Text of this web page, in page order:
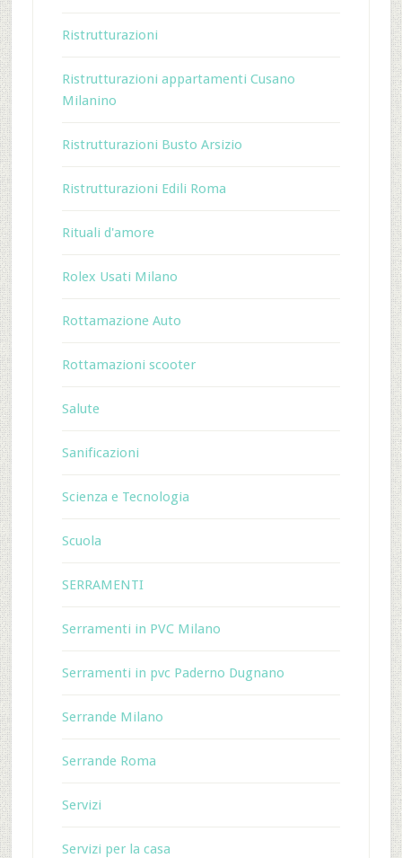
Ristrutturazioni
Ristrutturazioni appartamenti Cusano
Milanino
Ristrutturazioni Busto Arsizio
Ristrutturazioni Edili Roma
Rituali d'amore
Rolex Usati Milano
Rottamazione Auto
Rottamazioni scooter
Salute
Sanificazioni
Scienza e Tecnologia
Scuola
SERRAMENTI
Serramenti in PVC Milano
Serramenti in pvc Paderno Dugnano
Serrande Milano
Serrande Roma
Servizi
Servizi per la casa